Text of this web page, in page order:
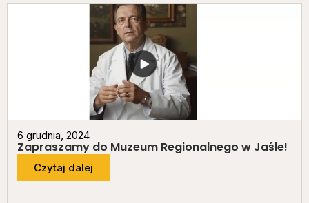
6 grudnia, 2024
Zapraszamy do Muzeum Regionalnego w Jaśle!
Czytaj dalej